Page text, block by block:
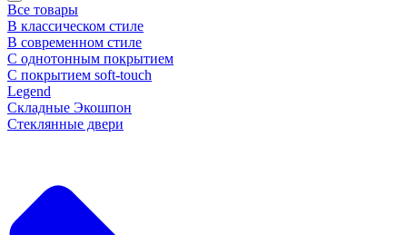
Все товары
В классическом стиле
В современном стиле
С однотонным покрытием
С покрытием soft-touch
Legend
Складные Экошпон
Стеклянные двери